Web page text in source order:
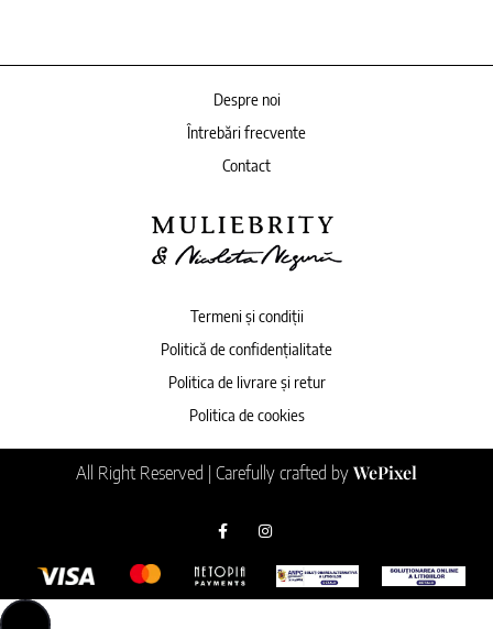
Despre noi
Întrebări frecvente
Contact
Termeni și condiții
Politică de confidențialitate
Politica de livrare și retur
Politica de cookies
All Right Reserved | Carefully crafted by WePixel